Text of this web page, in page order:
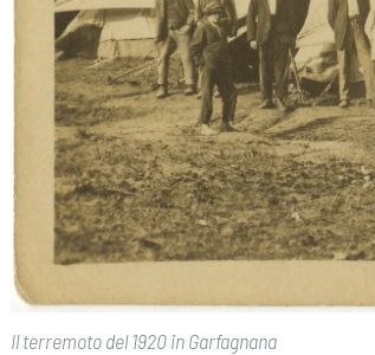
Il terremoto del 1920 in Garfagnana